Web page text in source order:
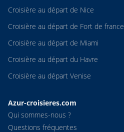
Croisière au départ de Nice
Croisière au départ de Fort de france
Croisière au départ de Miami
Croisière au départ du Havre
Croisière au départ Venise
Azur-croisieres.com
Qui sommes-nous ?
Questions fréquentes